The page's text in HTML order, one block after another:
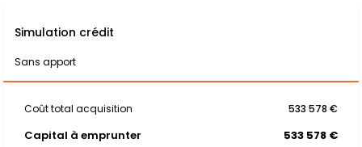
Simulation crédit
Sans apport
Coût total acquisition 533 578 €
Capital à emprunter 533 578 €